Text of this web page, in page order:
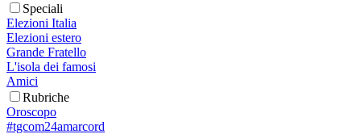
Speciali
Elezioni Italia
Elezioni estero
Grande Fratello
L'isola dei famosi
Amici
Rubriche
Oroscopo
#tgcom24amarcord